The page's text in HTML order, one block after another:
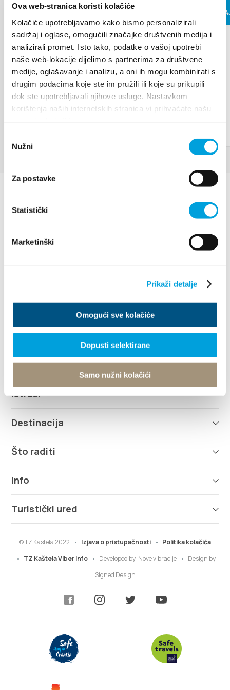
Ova web-stranica koristi kolačiće
Kolačiće upotrebljavamo kako bismo personalizirali
sadržaj i oglase, omogućili značajke društvenih medija i
analizirali promet. Isto tako, podatke o vašoj upotrebi
naše web-lokacije dijelimo s partnerima za društvene
medije, oglašavanje i analizu, a oni ih mogu kombinirati s
drugim podacima koje ste im pružili ili koje su prikupili
dok ste upotrebljavali njihove usluge. Nastavkom
korištenja naših internetskih stranica vi prihvaćate našu
pristanka
Nužni
Za postavke
Statistički
Marketinški
Prikaži detalje
Omogući sve kolačiće
Dopusti selektirane
Samo nužni kolačići
REGISTAR
⚠️ UPOZORENJE ZA IZNAJMLJIVAČE
Kako su krenule ljetne vrućine, tako
su ponovno počele stizati i
uplatnice za...
PROČITAJ VIŠE
21216 Kaštel Stari, Hrvatska
Upute
info@kastela-info.hr
Kutak za iznajmljivače
Istraži
Destinacija
Što raditi
Info
Turistički ured
© TZ Kastela 2022 Izjava o pristupačnosti
Politika kolačića
TZ Kaštela Viber Info
Developed by: Nove vibracije
Design by:
Signed Design